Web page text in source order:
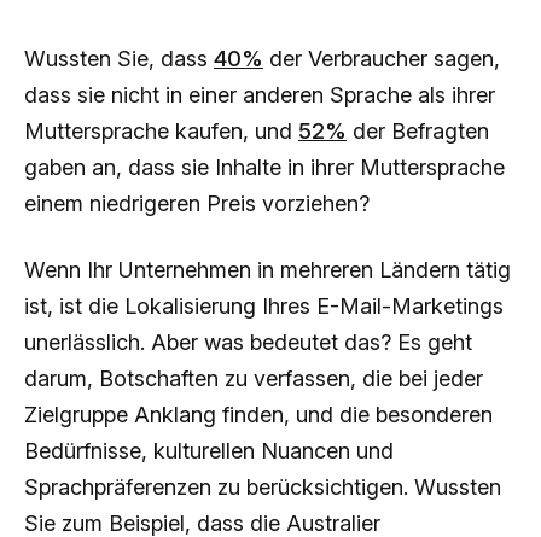
Wussten Sie, dass 40% der Verbraucher sagen,
dass sie nicht in einer anderen Sprache als ihrer
Muttersprache kaufen, und 52% der Befragten
gaben an, dass sie Inhalte in ihrer Muttersprache
einem niedrigeren Preis vorziehen?
Wenn Ihr Unternehmen in mehreren Ländern tätig
ist, ist die Lokalisierung Ihres E-Mail-Marketings
unerlässlich. Aber was bedeutet das? Es geht
darum, Botschaften zu verfassen, die bei jeder
Zielgruppe Anklang finden, und die besonderen
Bedürfnisse, kulturellen Nuancen und
Sprachpräferenzen zu berücksichtigen. Wussten
Sie zum Beispiel, dass die Australier